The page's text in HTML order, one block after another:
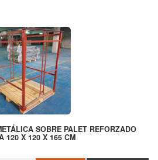
SOBRE PALET REFORZADO
120 X 120 X 165 CM